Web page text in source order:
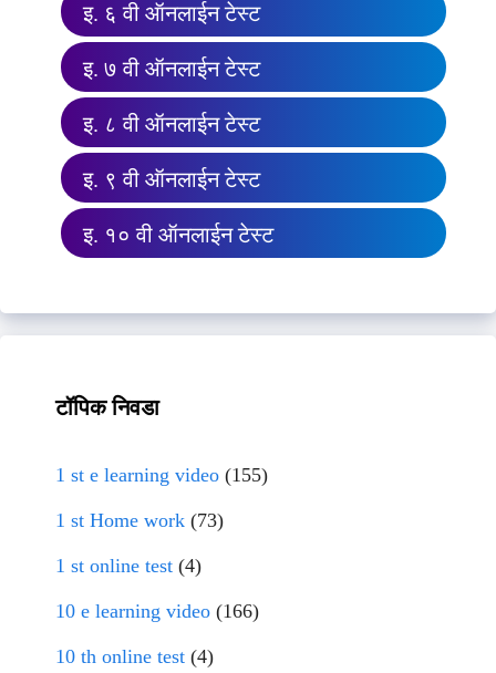
इ. ६ वी ऑनलाईन टेस्ट
इ. ७ वी ऑनलाईन टेस्ट
इ. ८ वी ऑनलाईन टेस्ट
इ. ९ वी ऑनलाईन टेस्ट
इ. १० वी ऑनलाईन टेस्ट
टॉपिक निवडा
1 st e learning video (155)
1 st Home work (73)
1 st online test (4)
10 e learning video (166)
10 th online test (4)